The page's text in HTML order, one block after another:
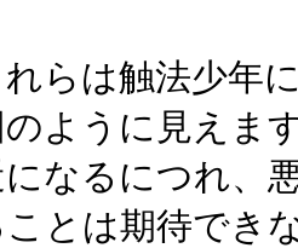
らは触法少年
ように見えま
なるにつれ、
ことは期待でき